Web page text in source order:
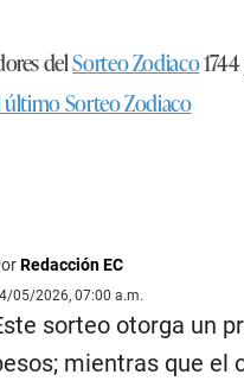
delSorteo Zodiaco
último Sorteo Zodiaco
Redacción EC
05/2026, 07:00 a.m.
sorteo otorga un
mientras que el